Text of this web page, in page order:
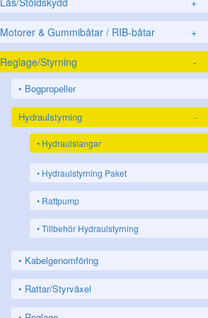
Motorer & Gummibåtar / RIB-båtar +
Reglage/Styrning -
Bogpropeller
Hydraulstyrning -
Hydraulslangar
Hydraulstyrning Paket
Rattpump
Tillbehör Hydraulstyrning
Kabelgenomföring
Rattar/Styrväxel